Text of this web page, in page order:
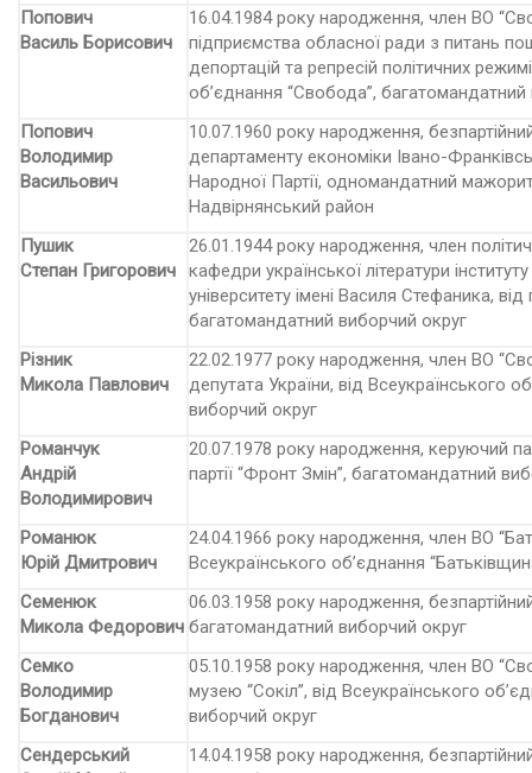
Попович
Василь Борисович
16.04.1984 року народження, член ВО
підприємства обласної ради з питань
депортацій та репресій політичних
об’єднання “Свобода”,
Попович
Володимир
Васильович
10.07.1960 року народження,
департаменту економіки Івано-
Народної Партії, одномандатний
Надвірнянський район
Пушик
Степан Григорович
26.01.1944 року народження, член
кафедри української літератури
університету імені Василя Стефани­ка, від
багатомандатний виборчий округ
Різник
Микола Павлович
22.02.1977 року народження, член ВО
депутата України, від Всеукраїнського
виборчий округ
Романчук
Андрій
Володимирович
20.07.1978 року народження, керуючий
партії “Фронт Змін”, багатомандатний
Романюк
Юрій Дмитрович
24.04.1966 року народження, член ВО
Всеукраїнського об’єднання
Семенюк
Микола Федорович
06.03.1958 року народження,
багатомандатний виборчий округ
Семко
Володимир
Богданович
05.10.1958 року народження, член ВО
музею “Сокіл”, від Всеукраїнського
виборчий округ
Сендерський
14.04.1958 року народження,